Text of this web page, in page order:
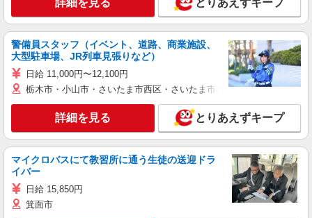
詳細を見る とりあえずキープ
警備員スタッフ（イベント、道路、商業施設、
大型駐車場、JR列車見張りなど）
日給 11,000円〜12,100円
栃木市・小山市・さいたま市西区・さいたま市岩槻区・久喜市・蓮田
詳細を見る とりあえずキープ
マイクロバスにて教習所に通う生徒の送迎ドラ
イバー
日給 15,850円
箕面市